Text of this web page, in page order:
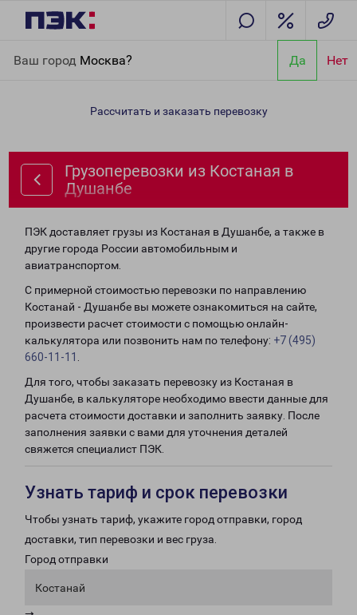
Ваш город Москва? Да Нет
Душанбе
Рассчитать и заказать перевозку
Грузоперевозки из Костаная в
Душанбе
ПЭК доставляет грузы из Костаная в Душанбе, а также в
другие города России автомобильным и
авиатранспортом.
С примерной стоимостью перевозки по направлению
Костанай - Душанбе вы можете ознакомиться на сайте,
произвести расчет стоимости с помощью онлайн-
калькулятора или позвонить нам по телефону: +7 (495)
660-11-11
Для того, чтобы заказать перевозку из Костаная в
Душанбе, в калькуляторе необходимо ввести данные для
расчета стоимости доставки и заполнить заявку. После
заполнения заявки с вами для уточнения деталей
свяжется специалист ПЭК.
Узнать тариф и срок перевозки
Чтобы узнать тариф, укажите город отправки, город
доставки, тип перевозки и вес груза.
Город отправки
Костанай